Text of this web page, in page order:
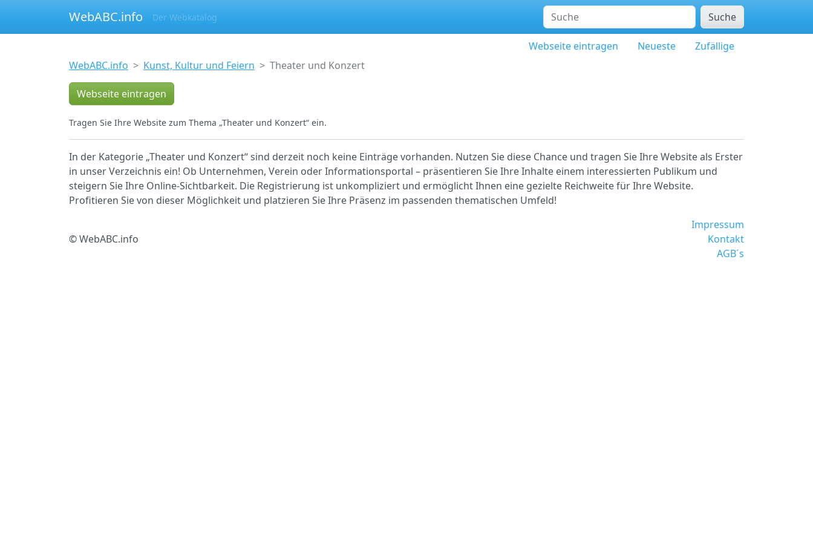
WebABC.info Der Webkatalog Suche
Webseite eintragen Neueste
Zufällige
WebABC.info
Kunst, Kultur und Feiern Theater und Konzert
Webseite eintragen
Tragen Sie Ihre Website zum Thema „Theater und Konzert“ ein.
In der Kategorie „Theater und Konzert“ sind derzeit noch keine Einträge vorhanden. Nutzen Sie diese Chance und tragen Sie Ihre Website als Erster
in unser Verzeichnis ein! Ob Unternehmen, Verein oder Informationsportal – präsentieren Sie Ihre Inhalte einem interessierten Publikum und
steigern Sie Ihre Online-Sichtbarkeit. Die Registrierung ist unkompliziert und ermöglicht Ihnen eine gezielte Reichweite für Ihre Website.
Profitieren Sie von dieser Möglichkeit und platzieren Sie Ihre Präsenz im passenden thematischen Umfeld!
© WebABC.info
Impressum
Kontakt
AGB´s